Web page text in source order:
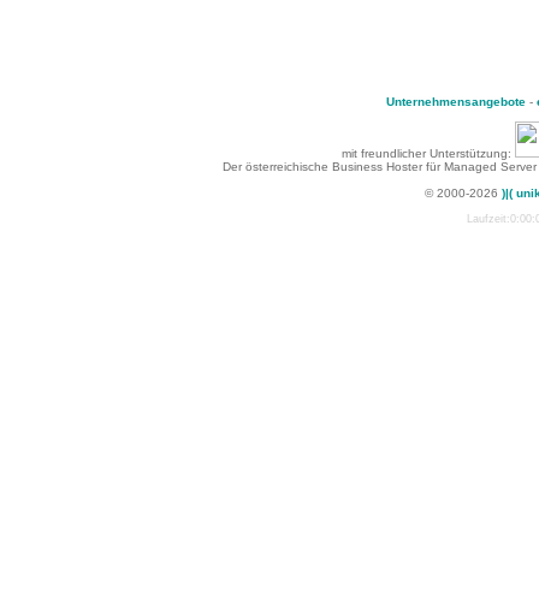
Unternehmensangebote-
mit freundlicher Unterstützung:
Der österreichische Business Hoster für Managed
© 2000-2026 )|(